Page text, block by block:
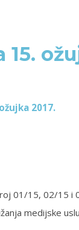
2017.
01/15, 02/15 i
medijske